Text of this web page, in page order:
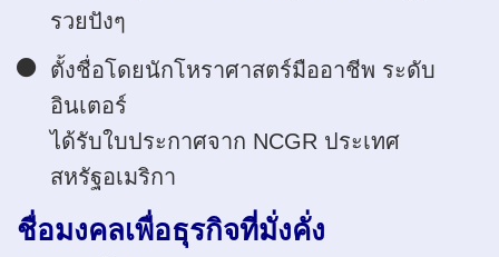
รวยปังๆ
ตั้งชื่อโดยนักโหราศาสตร์มืออาชีพ ระดับ
อินเตอร์
ได้รับใบประกาศจาก NCGR ประเทศ
สหรัฐอเมริกา
ชื่อมงคลเพื่อธุรกิจที่มั่งคั่ง